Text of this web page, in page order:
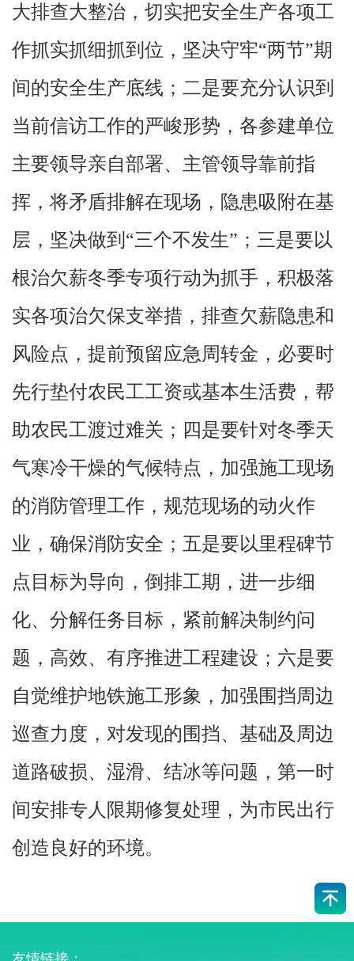
大排查大整治，切实把安全生产各项工
作抓实抓细抓到位，坚决守牢“两节”期
间的安全生产底线；二是要充分认识到
当前信访工作的严峻形势，各参建单位
主要领导亲自部署、主管领导靠前指
挥，将矛盾排解在现场，隐患吸附在基
层，坚决做到“三个不发生”；三是要以
根治欠薪冬季专项行动为抓手，积极落
实各项治欠保支举措，排查欠薪隐患和
风险点，提前预留应急周转金，必要时
先行垫付农民工工资或基本生活费，帮
助农民工渡过难关；四是要针对冬季天
气寒冷干燥的气候特点，加强施工现场
的消防管理工作，规范现场的动火作
业，确保消防安全；五是要以里程碑节
点目标为导向，倒排工期，进一步细
化、分解任务目标，紧前解决制约问
题，高效、有序推进工程建设；六是要
自觉维护地铁施工形象，加强围挡周边
巡查力度，对发现的围挡、基础及周边
道路破损、湿滑、结冰等问题，第一时
间安排专人限期修复处理，为市民出行
创造良好的环境。